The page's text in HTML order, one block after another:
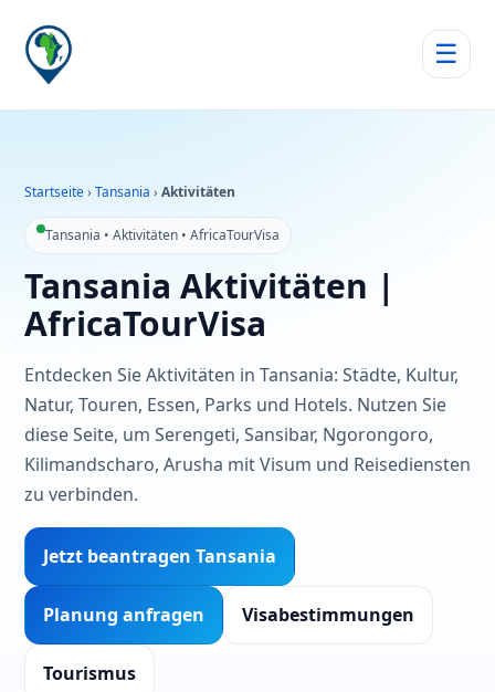
☰
Startseite› Tansania › Aktivitäten
Tansania • Aktivitäten • AfricaTourVisa
Tansania Aktivitäten |
AfricaTourVisa
Entdecken Sie Aktivitäten in Tansania: Städte, Kultur,
Natur, Touren, Essen, Parks und Hotels. Nutzen Sie
diese Seite, um Serengeti, Sansibar, Ngorongoro,
Kilimandscharo, Arusha mit Visum und Reisediensten
zu verbinden.
Jetzt beantragen Tansania
Planung anfragen Visabestimmungen
Tourismus